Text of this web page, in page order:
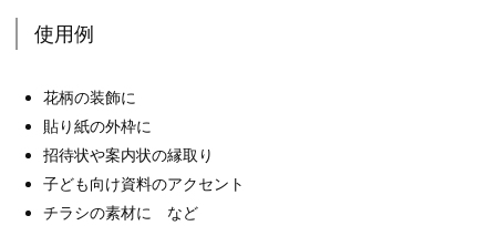
使用例
花柄の装飾に
貼り紙の外枠に
招待状や案内状の縁取り
子ども向け資料のアクセント
チラシの素材に など